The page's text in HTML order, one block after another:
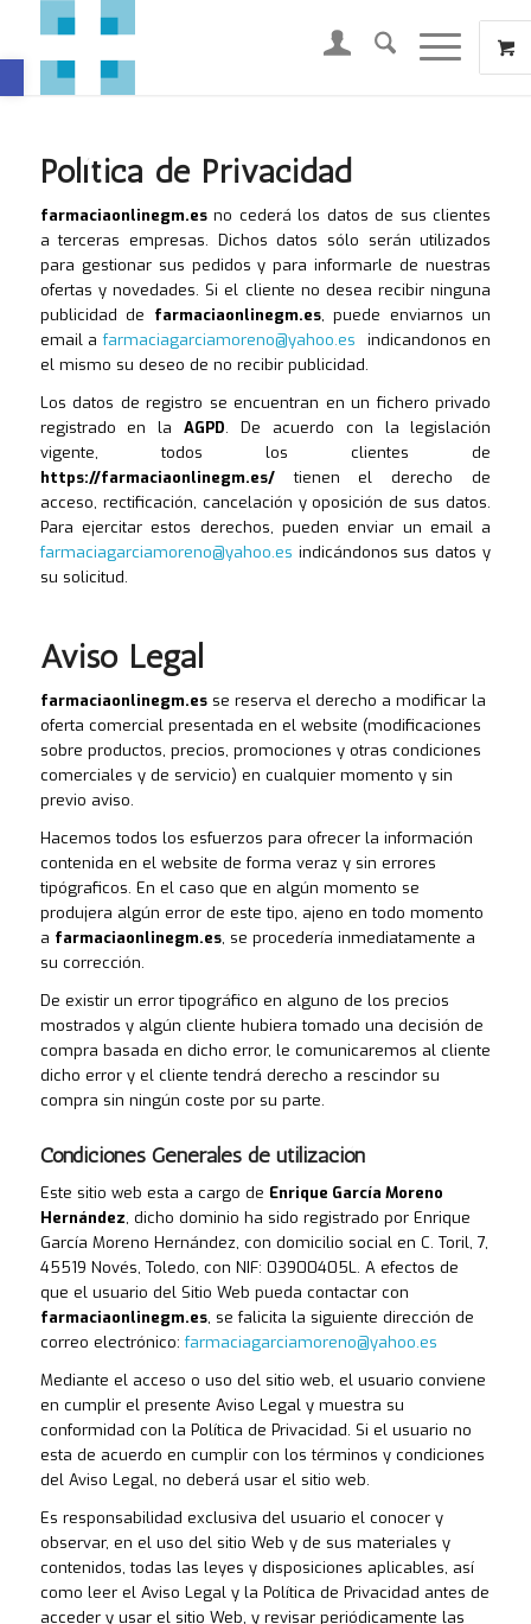
Abrir barra de herramientas
Política de Privacidad
farmaciaonlinegm.esno cederá los datos de sus clientes
a terceras empresas. Dichos datos sólo serán utilizados
para gestionar sus pedidos y para informarle de nuestras
ofertas y novedades. Si el cliente no desea recibir ninguna
publicidad de farmaciaonlinegm.es, puede enviarnos un
email afarmaciagarciamoreno@yahoo.es indicandonos en
el mismo su deseo de no recibir publicidad.
Los datos de registro se encuentran en un fichero privado
registrado en laAGPD. De acuerdo con la legislación
vigente, todos los clientes de
https://farmaciaonlinegm.es/tienen el derecho de
acceso, rectificación, cancelación y oposición de sus datos.
Para ejercitar estos derechos, pueden enviar un email a
farmaciagarciamoreno@yahoo.es indicándonos sus datos y
su solicitud.
Aviso Legal
farmaciaonlinegm.esse reserva el derecho a modificar la
oferta comercial presentada en el website (modificaciones
sobre productos, precios, promociones y otras condiciones
comerciales y de servicio) en cualquier momento y sin
previo aviso.
Hacemos todos los esfuerzos para ofrecer la información
contenida en el website de forma veraz y sin errores
tipógraficos. En el caso que en algún momento se
produjera algún error de este tipo, ajeno en todo momento
a farmaciaonlinegm.es, se procedería inmediatamente a
su corrección.
De existir un error tipográfico en alguno de los precios
mostrados y algún cliente hubiera tomado una decisión de
compra basada en dicho error, le comunicaremos al cliente
dicho error y el cliente tendrá derecho a rescindor su
compra sin ningún coste por su parte.
Condiciones Generales de utilización
Este sitio web esta a cargo de Enrique García Moreno
Hernández, dicho dominio ha sido registrado por Enrique
García Moreno Hernández, con domicilio social en C. Toril, 7,
45519 Novés, Toledo, con NIF: 03900405L. A efectos de
que el usuario del Sitio Web pueda contactar con
farmaciaonlinegm.es, se falicita la siguiente dirección de
correo electrónico:farmaciagarciamoreno@yahoo.es
Mediante el acceso o uso del sitio web, el usuario conviene
en cumplir el presente Aviso Legal y muestra su
conformidad con la Política de Privacidad. Si el usuario no
esta de acuerdo en cumplir con los términos y condiciones
del Aviso Legal, no deberá usar el sitio web.
Es responsabilidad exclusiva del usuario el conocer y
observar, en el uso del sitio Web y de sus materiales y
contenidos, todas las leyes y disposiciones aplicables, así
como leer el Aviso Legal y la Política de Privacidad antes de
acceder y usar el sitio Web, y revisar periódicamente las